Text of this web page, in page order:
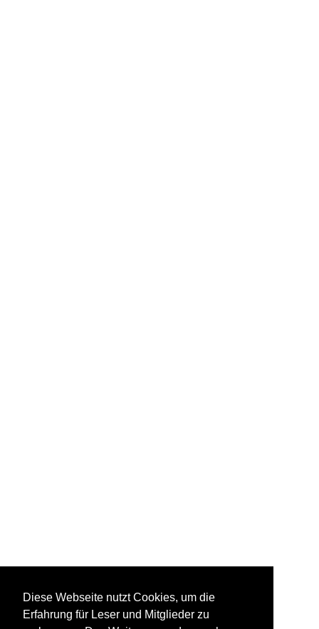
Diese Webseite nutzt Cookies, um die
Erfahrung für Leser und Mitglieder zu